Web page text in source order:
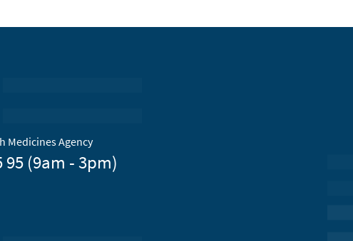
Medicines Agency
95 (9am - 3pm)